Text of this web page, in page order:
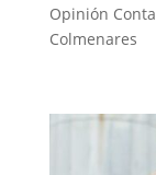
Opinión
Colmenares